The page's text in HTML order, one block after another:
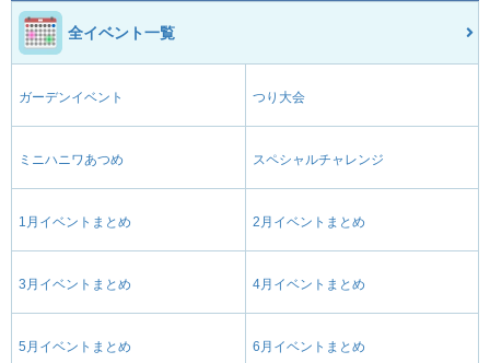
全イベント一覧
ガーデンイベント つり大会
ミニハニワあつめ スペシャルチャレンジ
1月イベントまとめ 2月イベントまとめ
3月イベントまとめ 4月イベントまとめ
5月イベントまとめ 6月イベントまとめ